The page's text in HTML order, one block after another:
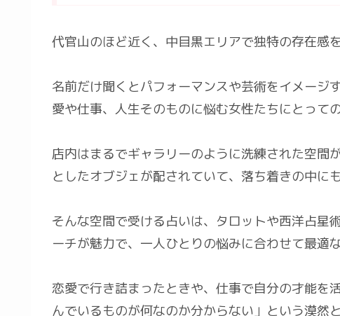
代官山のほど近く、中目黒エリアで独特の存在感
名前だけ聞くとパフォーマンスや芸術をイメージ
愛や仕事、人生そのものに悩む女性たちにとって
店内はまるでギャラリーのように洗練された空間
としたオブジェが配されていて、落ち着きの中に
そんな空間で受ける占いは、タロットや西洋占星
ーチが魅力で、一人ひとりの悩みに合わせて最適
恋愛で行き詰まったときや、仕事で自分の才能を
んでいるものが何なのか分からない」という漠然